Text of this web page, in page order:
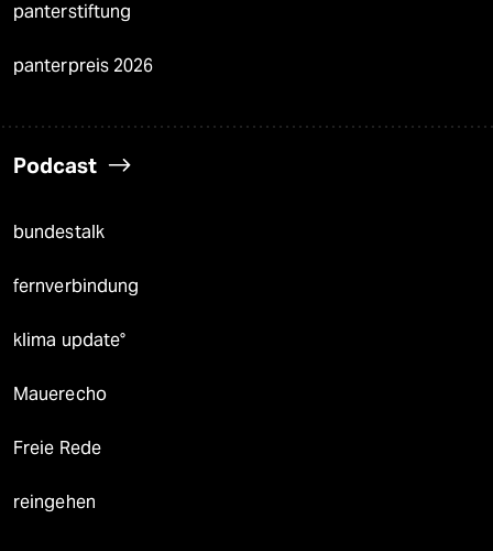
panterstiftung
panterpreis 2026
Podcast
bundestalk
fernverbindung
klima update°
Mauerecho
Freie Rede
reingehen